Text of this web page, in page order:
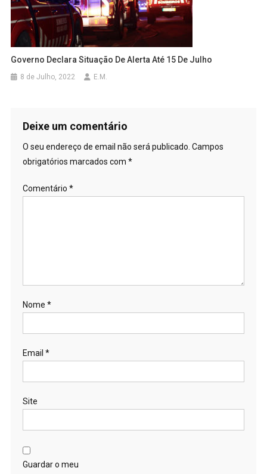
Governo Declara Situação De Alerta Até 15 De Julho
8 de Julho, 2022 E.M.
Deixe um comentário
O seu endereço de email não será publicado. Campos
obrigatórios marcados com *
Comentário *
Nome *
Email *
Site
Guardar o meu